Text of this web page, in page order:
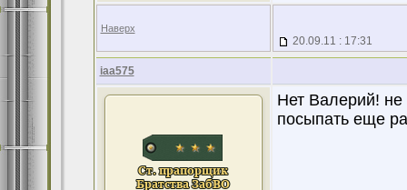
Наверх
20.09.11 : 17:31
iaa575
Нет Валерий!
посыпать еще